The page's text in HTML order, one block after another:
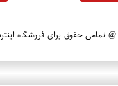
@ تمامی حقوق برای فروشگاه